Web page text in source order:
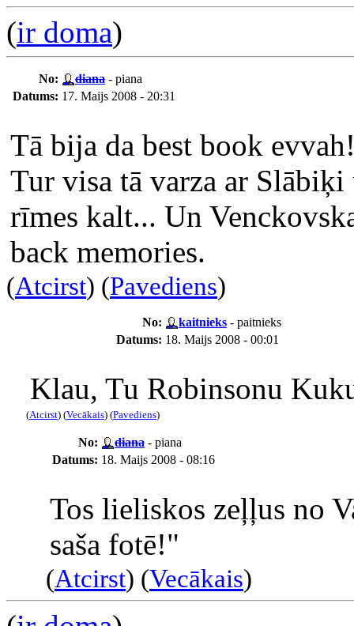
(ir doma)
No: diana - piana
Datums: 17. Maijs 2008 - 20:31
Tā bija da best book
Tur visa tā varza ar
rīmes kalt... Un
back memories.
(Atcirst) (Pavediens)
No: kaitnieks - paitnieks
Datums: 18. Maijs 2008 - 00:01
Klau, Tu Robinsonu
(Atcirst) (Vecākais) (Pavediens)
No: diana - piana
Datums: 18. Maijs 2008 - 08:16
Tos lieliskos zeļļus no
saša fotē!"
(Atcirst) (Vecākais)